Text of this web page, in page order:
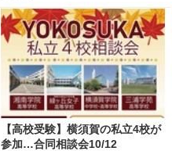
【高校受験】横須賀の私立4校が
参加…合同相談会10/12